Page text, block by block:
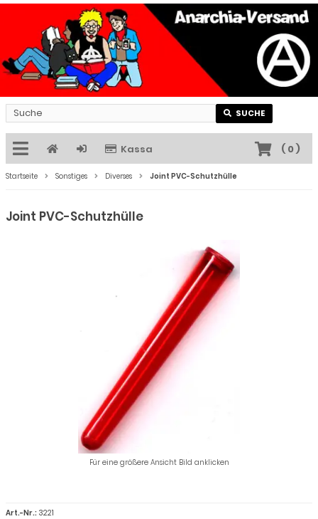
SUCHE
Kassa ( 0)
Startseite Sonstiges Diverses Joint PVC-Schutzhülle
Joint PVC-Schutzhülle
Für eine größere Ansicht Bild anklicken
Art.-Nr.: 3221